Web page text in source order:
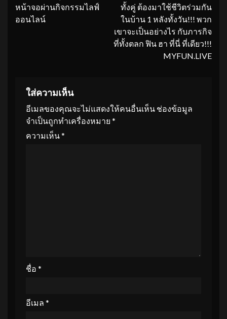
หน้าจอผ่านกิจกรรมไลฟ์
ออนไลน์
ทั้งคู่ ต้องมาใช้ชีวิตร่วมกัน
ในบ้าน 1 หลังทั้งวัน!!! พวก
เขาจะเป็นอย่างไร กับภารกิจ
ที่ทั้งตลก ฟิน ฮา ที่นี่ ที่เดียว!!!
MYFUN.LIVE
ใส่ความเห็น
อีเมลของคุณจะไม่แสดงให้คนอื่นเห็น ช่องข้อมูล
จำเป็นถูกทำเครื่องหมาย *
ความเห็น*
ชื่อ *
อีเมล *